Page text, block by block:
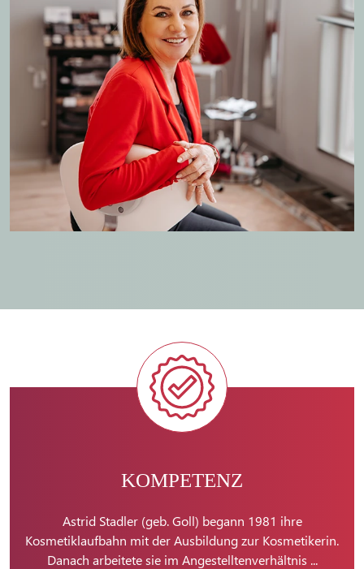
KOMPETENZ
Astrid Stadler (geb. Goll) begann 1981 ihre
Kosmetiklaufbahn mit der Ausbildung zur Kosmetikerin.
Danach arbeitete sie im Angestelltenverhältnis ...